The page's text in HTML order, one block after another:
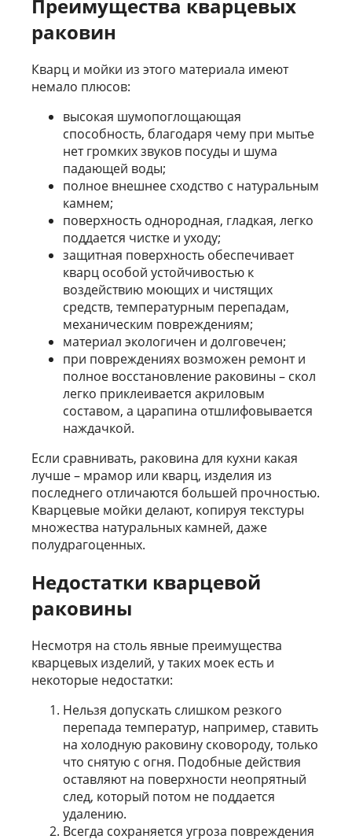
Преимущества кварцевых
раковин
Кварц и мойки из этого материала имеют
немало плюсов:
высокая шумопоглощающая
способность, благодаря чему при мытье
нет громких звуков посуды и шума
падающей воды;
полное внешнее сходство с натуральным
камнем;
поверхность однородная, гладкая, легко
поддается чистке и уходу;
защитная поверхность обеспечивает
кварц особой устойчивостью к
воздействию моющих и чистящих
средств, температурным перепадам,
механическим повреждениям;
материал экологичен и долговечен;
при повреждениях возможен ремонт и
полное восстановление раковины – скол
легко приклеивается акриловым
составом, а царапина отшлифовывается
наждачкой.
Если сравнивать, раковина для кухни какая
лучше – мрамор или кварц, изделия из
последнего отличаются большей прочностью.
Кварцевые мойки делают, копируя текстуры
множества натуральных камней, даже
полудрагоценных.
Недостатки кварцевой
раковины
Несмотря на столь явные преимущества
кварцевых изделий, у таких моек есть и
некоторые недостатки:
Нельзя допускать слишком резкого
перепада температур, например, ставить
на холодную раковину сковороду, только
что снятую с огня. Подобные действия
оставляют на поверхности неопрятный
след, который потом не поддается
удалению.
Всегда сохраняется угроза повреждения